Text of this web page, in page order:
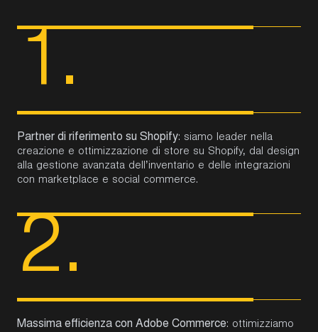
1.
Partner di riferimento su Shopify: siamo leader nella
creazione e ottimizzazione di store su Shopify, dal design
alla gestione avanzata dell’inventario e delle integrazioni
con marketplace e social commerce.
2.
Massima efficienza con Adobe Commerce: ottimizziamo